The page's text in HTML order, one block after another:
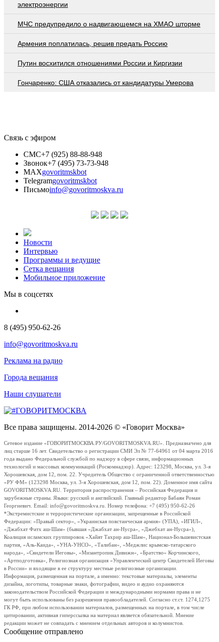
электроэнергии
МЧС предупредило о надвигающемся на ХМАО шторме
Армения поплатилась, решив предать Россию
Путин восхитился отношениями России и Киргизии
Гончаренко: США отказались от кандидатуры Умерова
Связь с эфиром
СМС+7 (925) 88-88-948
Звонок+7 (495) 73-73-948
MAXgovoritmskbot
Telegramgovoritmskbot
Письмоinfo@govoritmoskva.ru
Новости
Интервью
Программы и ведущие
Сетка вещания
Мобильное приложение
Мы в соцсетях
8 (495) 950-62-26
info@govoritmoskva.ru
Реклама на радио
Города вещания
Наши слушатели
Все права защищены. 2014-2026 © «Говорит Москва»
Сетевое издание «ГОВОРИТМОСКВА.РУ/GOVORITMOSKVA.RU». Предназначено для
лиц старше 16 лет. Свидетельство о регистрации СМИ Эл № 77-64961 от 04 марта 2016
года выдано Федеральной службой по надзору в сфере связи, информационных
технологий и массовых коммуникаций (Роскомнадзор). Адрес: 123298, Москва, ул. 3-я
Хорошевская, дом 12, пом. 22. Учредитель Общество с ограниченной ответственностью
«РУ ФМ» (123298 Москва, ул. 3-я Хорошевская, дом 12, пом. 22). Доменное имя сайта
GOVORITMOSKVA.RU. Территория распространения – Российская Федерация и
зарубежные страны. Языки: русский и английский. Главный редактор Бабаян Роман
Георгиевич. Email: info@govoritmoskva.ru. Номер телефона: +7 (495) 950-62-26
*Экстремистские и террористические организации, запрещенные в Российской
Федерации: «Правый сектор», «Украинская повстанческая армия» (УПА), «ИГИЛ»,
«Джабхат Фатх аш-Шам» (бывшая «Джабхат ан-Нусра», «Джебхат ан-Нусра»),
Коалиция исламских группировок «Хайят Тахрир аш-Шам», Национал-Большевистская
партия, «Аль-Каида», «УНА-УНСО», «Талибан», «Меджлис крымско-татарского
народа», «Свидетели Иеговы», «Мизантропик Дивижн», «Братство» Корчинского,
«Артподготовка», Религиозная организация «Управленческий центр Свидетелей Иеговы
в России» и входящие в ее структуру местные религиозные организации.
Информация, размещенная на портале, а именно: текстовые материалы, элементы
дизайна, логотипы, товарные знаки, фотографии, видео и аудио охраняются
законодательством Российской Федерации и международными нормами права и не
могут быть использованы без разрешения правообладателей. Согласно ст.ст. 1274,1275
ГК РФ, при любом использовании материалов, размещенных на портале, в том числе
цитировании, активная гиперссылка на материал является обязательной. Мнение
редакции может не совпадать с мнением отдельных авторов и колумнистов.
Сообщение отправлено